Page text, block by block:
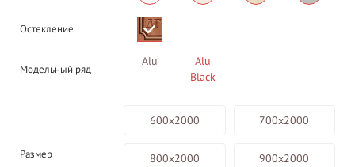
Остекление
Модельный ряд
Alu
Alu
Black
Размер
600х2000 700х2000
800х2000 900х2000